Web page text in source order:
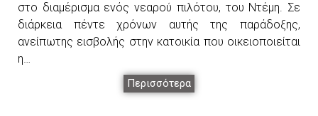
στο διαμέρισμα ενός νεαρού πιλότου, του Ντέμη. Σε
διάρκεια πέντε χρόνων αυτής της παράδοξης,
ανείπωτης εισβολής στην κατοικία που οικειοποιείται
η…
Περισσότερα